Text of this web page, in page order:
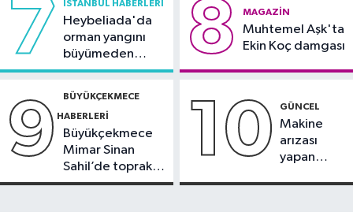
7 İSTANBUL HABERLERI
Heybeliada'da
orman yangını
büyümeden
söndürüldü
8 MAGAZIN
Muhtemel Aşk'ta
Ekin Koç damgası
9 BÜYÜKÇEKMECE
HABERLERI
Büyükçekmece
Mimar Sinan
Sahil’de toprak
kayması
10 GÜNCEL
Makine
arızası
yapan